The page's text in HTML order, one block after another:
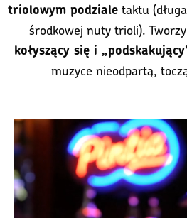
triolowym podzialetaktu
środkowej nuty trioli).
kołyszący się i
muzyce nieodpartą,